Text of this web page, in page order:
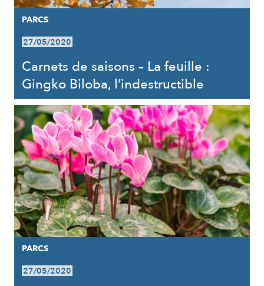
PARCS
27/05/2020
Carnets de saisons – La feuille :
Gingko Biloba, l’indestructible
PARCS
27/05/2020